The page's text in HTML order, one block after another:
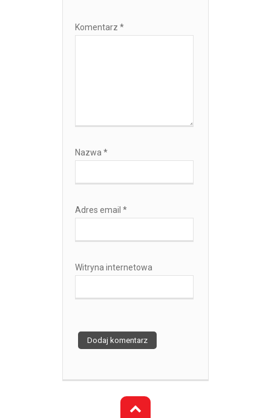
Komentarz *
Nazwa *
Adres email *
Witryna internetowa